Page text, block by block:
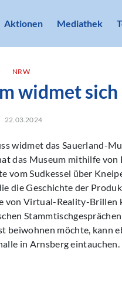
Aktionen Mediathek
NRW
widmet
22.03.2024
widmet das Sauerland-
das Museum mithilfe von
vom Sudkessel über
die Geschichte der
Virtual-Reality-Brillen
beiwohnen möchte, kann
in Arnsberg eintauchen.